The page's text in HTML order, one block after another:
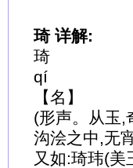
琦 详解:
琦
qí
【名】
(形声。从玉,
沟浍之中,无
又如:琦玮(美